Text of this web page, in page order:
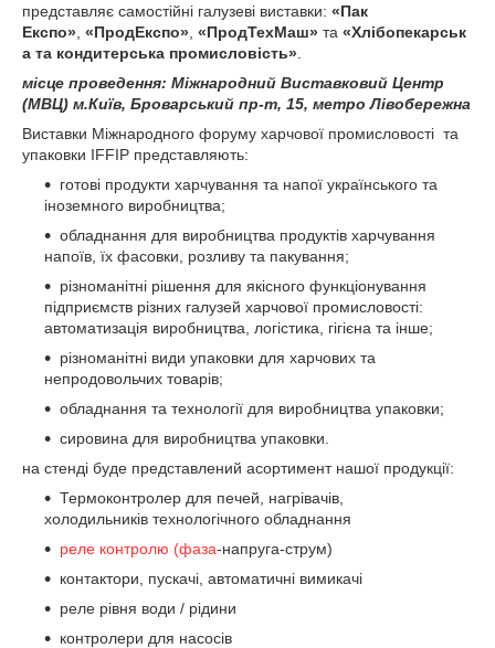
представляє самостійні галузеві виставки: «Пак
Експо» «ПродЕкспо» «ПродТехМаш» та «Хлібопекарськ
а та кондитерська промисловість»
місце проведення: Міжнародний Виставковий Центр
(МВЦ) м.Київ, Броварський пр-т, 15, метро Лівобережна
Виставки Міжнародного форуму харчової промисловості та
упаковки IFFIP представляють:
готові продукти харчування та напої українського та
іноземного виробництва;
обладнання для виробництва продуктів харчування
напоїв, їх фасовки, розливу та пакування;
різноманітні рішення для якісного функціонування
підприємств різних галузей харчової промисловості:
автоматизація виробництва, логістика, гігієна та інше;
різноманітні види упаковки для харчових та
непродовольчих товарів;
обладнання та технології для виробництва упаковки;
сировина для виробництва упаковки.
на стенді буде представлений асортимент нашої продукції:
Термоконтролер для печей, нагрівачів,
холодильників технологічного обладнання
реле контролю (фаза-напруга-струм)
контактори, пускачі, автоматичні вимикачі
реле рівня води / рідини
контролери для насосів